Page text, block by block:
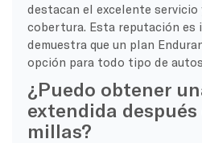
destacan el excelente servicio
cobertura. Esta reputación es
demuestra que un plan
opción para todo tipo de
¿Puedo obtener
extendida
millas?